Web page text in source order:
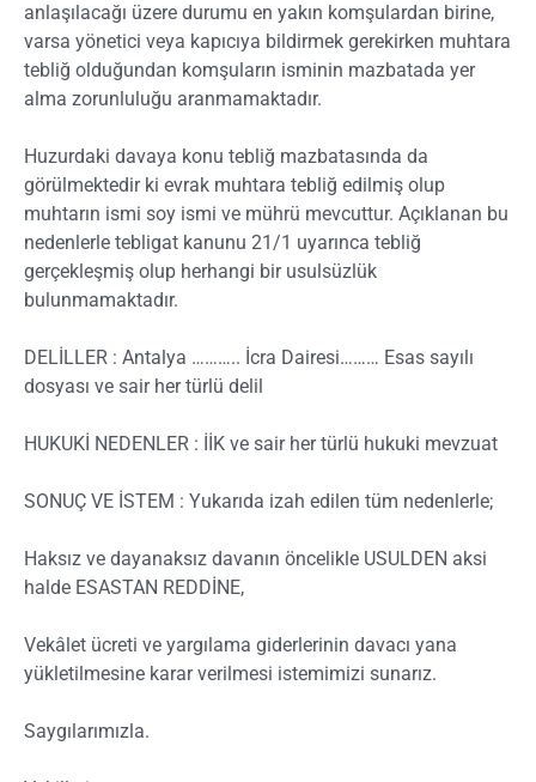
anlaşılacağı üzere durumu en yakın komşulardan birine,
varsa yönetici veya kapıcıya bildirmek gerekirken muhtara
tebliğ olduğundan komşuların isminin mazbatada yer
alma zorunluluğu aranmamaktadır.
Huzurdaki davaya konu tebliğ mazbatasında da
görülmektedir ki evrak muhtara tebliğ edilmiş olup
muhtarın ismi soy ismi ve mührü mevcuttur. Açıklanan bu
nedenlerle tebligat kanunu 21/1 uyarınca tebliğ
gerçekleşmiş olup herhangi bir usulsüzlük
bulunmamaktadır.
DELİLLER : Antalya ……….. İcra Dairesi……… Esas sayılı
dosyası ve sair her türlü delil
HUKUKİ NEDENLER : İİK ve sair her türlü hukuki mevzuat
SONUÇ VE İSTEM : Yukarıda izah edilen tüm nedenlerle;
Haksız ve dayanaksız davanın öncelikle USULDEN aksi
halde ESASTAN REDDİNE,
Vekâlet ücreti ve yargılama giderlerinin davacı yana
yükletilmesine karar verilmesi istemimizi sunarız.
Saygılarımızla.